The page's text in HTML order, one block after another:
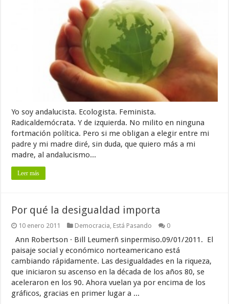
Yo soy andalucista. Ecologista. Feminista.
Radicaldemócrata. Y de izquierda. No milito en ninguna
fortmación política. Pero si me obligan a elegir entre mi
padre y mi madre diré, sin duda, que quiero más a mi
madre, al andalucismo...
Leer más
Por qué la desigualdad importa
10 enero 2011 Democracia, Está Pasando 0
Ann Robertson · Bill Leumerñ sinpermiso.09/01/2011. El
paisaje social y económico norteamericano está
cambiando rápidamente. Las desigualdades en la riqueza,
que iniciaron su ascenso en la década de los años 80, se
aceleraron en los 90. Ahora vuelan ya por encima de los
gráficos, gracias en primer lugar a ...